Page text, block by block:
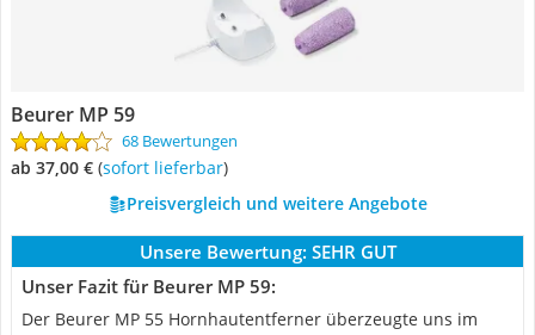
Beurer MP 59
68 Bewertungen
ab 37,00 € ( Sofort lieferbar)
Preisvergleich und weitere Angebote
Unsere Bewertung: SEHR GUT
Unser Fazit für Beurer MP 59:
Der Beurer MP 55 Hornhautentferner überzeugte uns im